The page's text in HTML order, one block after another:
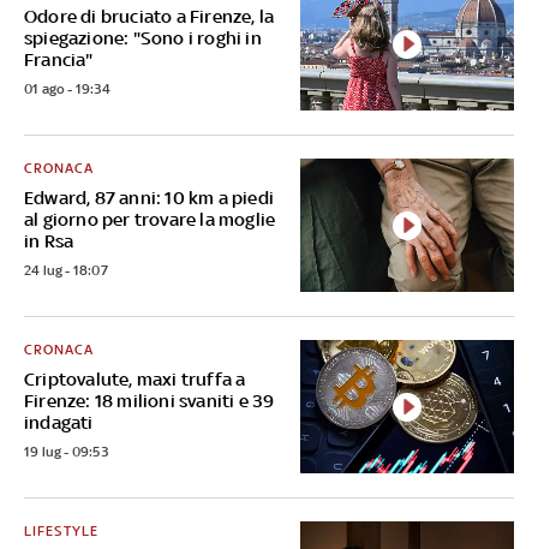
Odore di bruciato a Firenze, la
spiegazione: "Sono i roghi in
Francia"
01 ago - 19:34
Edward, 87 anni: 10 km a piedi
al giorno per trovare la moglie
in Rsa
CRONACA
24 lug - 18:07
Criptovalute, maxi truffa a
Firenze: 18 milioni svaniti e 39
indagati
CRONACA
19 lug - 09:53
LIFESTYLE